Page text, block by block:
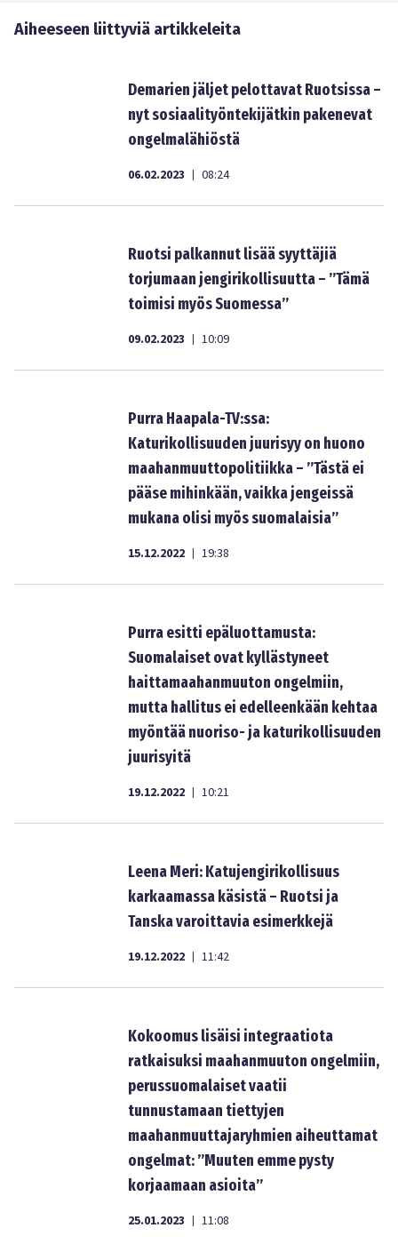
Aiheeseen liittyviä artikkeleita
Demarien jäljet pelottavat Ruotsissa –
nyt sosiaalityöntekijätkin pakenevat
ongelmalähiöstä
06.02.2023 | 08:24
Ruotsi palkannut lisää syyttäjiä
torjumaan jengirikollisuutta – ”Tämä
toimisi myös Suomessa”
09.02.2023 | 10:09
Purra Haapala-TV:ssa:
Katurikollisuuden juurisyy on huono
maahanmuuttopolitiikka – ”Tästä ei
pääse mihinkään, vaikka jengeissä
mukana olisi myös suomalaisia”
15.12.2022 | 19:38
Purra esitti epäluottamusta:
Suomalaiset ovat kyllästyneet
haittamaahanmuuton ongelmiin,
mutta hallitus ei edelleenkään kehtaa
myöntää nuoriso- ja katurikollisuuden
juurisyitä
19.12.2022 | 10:21
Leena Meri: Katujengirikollisuus
karkaamassa käsistä – Ruotsi ja
Tanska varoittavia esimerkkejä
19.12.2022 | 11:42
Kokoomus lisäisi integraatiota
ratkaisuksi maahanmuuton ongelmiin,
perussuomalaiset vaatii
tunnustamaan tiettyjen
maahanmuuttajaryhmien aiheuttamat
ongelmat: ”Muuten emme pysty
korjaamaan asioita”
25.01.2023 | 11:08